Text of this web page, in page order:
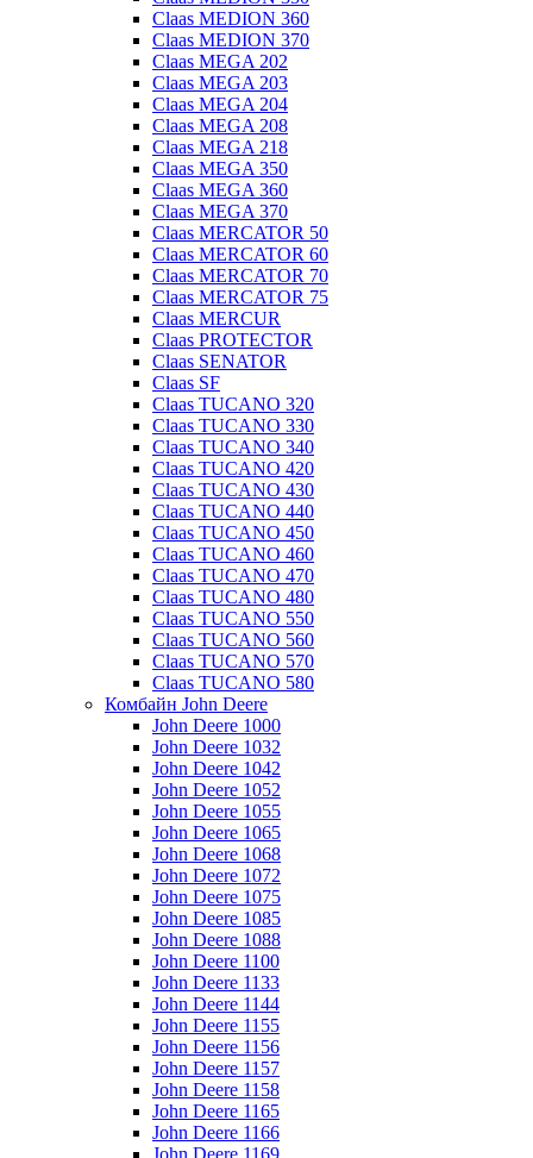
Claas MEDION 360
Claas MEDION 370
Claas MEGA 202
Claas MEGA 203
Claas MEGA 204
Claas MEGA 208
Claas MEGA 218
Claas MEGA 350
Claas MEGA 360
Claas MEGA 370
Claas MERCATOR 50
Claas MERCATOR 60
Claas MERCATOR 70
Claas MERCATOR 75
Claas MERCUR
Claas PROTECTOR
Claas SENATOR
Claas SF
Claas TUCANO 320
Claas TUCANO 330
Claas TUCANO 340
Claas TUCANO 420
Claas TUCANO 430
Claas TUCANO 440
Claas TUCANO 450
Claas TUCANO 460
Claas TUCANO 470
Claas TUCANO 480
Claas TUCANO 550
Claas TUCANO 560
Claas TUCANO 570
Claas TUCANO 580
Комбайн John Deere
John Deere 1000
John Deere 1032
John Deere 1042
John Deere 1052
John Deere 1055
John Deere 1065
John Deere 1068
John Deere 1072
John Deere 1075
John Deere 1085
John Deere 1088
John Deere 1100
John Deere 1133
John Deere 1144
John Deere 1155
John Deere 1156
John Deere 1157
John Deere 1158
John Deere 1165
John Deere 1166
John Deere 1169